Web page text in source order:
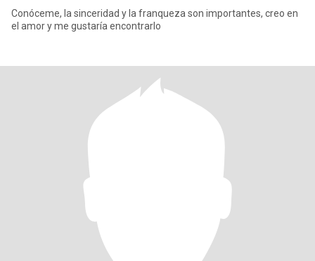
Conóceme, la sinceridad y la franqueza son importantes, creo en
el amor y me gustaría encontrarlo